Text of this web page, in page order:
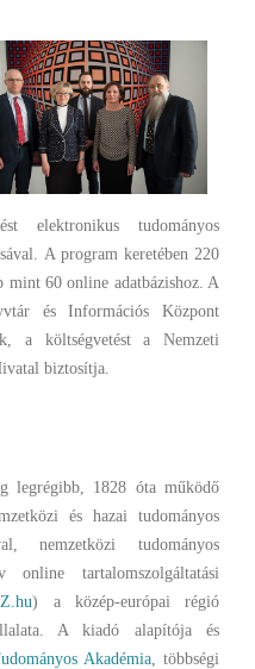
elektronikus tudományos
A program keretében 220
mint 60 online adatbázishoz. A
és Információs Központ
a költségvetést a Nemzeti
biztosítja.
legrégibb, 1828 óta működő
és hazai tudományos
nemzetközi tudományos
tartalomszolgáltatási
) a közép-európai régió
A kiadó alapítója és
Akadémia, többségi